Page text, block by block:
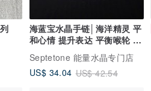
海蓝宝水晶手链│海洋精灵 平
和心情 提升表达 平衡喉轮 手
Septetone 能量水晶专门店
US$ 34.04 US$ 42.54